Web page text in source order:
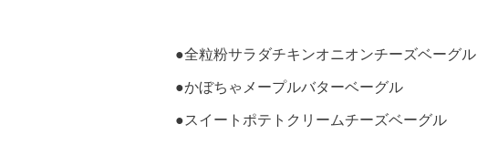
●全粒粉サラダチキンオニオンチーズベーグル
●かぼちゃメープルバターベーグル
●スイートポテトクリームチーズベーグル